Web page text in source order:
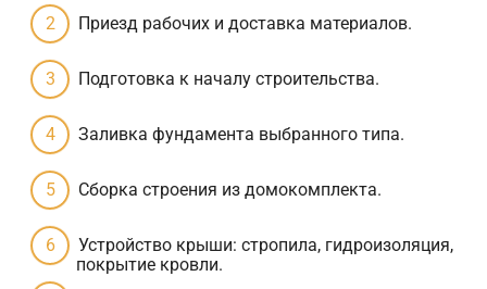
Приезд рабочих и доставка материалов.
Подготовка к началу строительства.
Заливка фундамента выбранного типа.
Сборка строения из домокомплекта.
Устройство крыши: стропила, гидроизоляция,
покрытие кровли.